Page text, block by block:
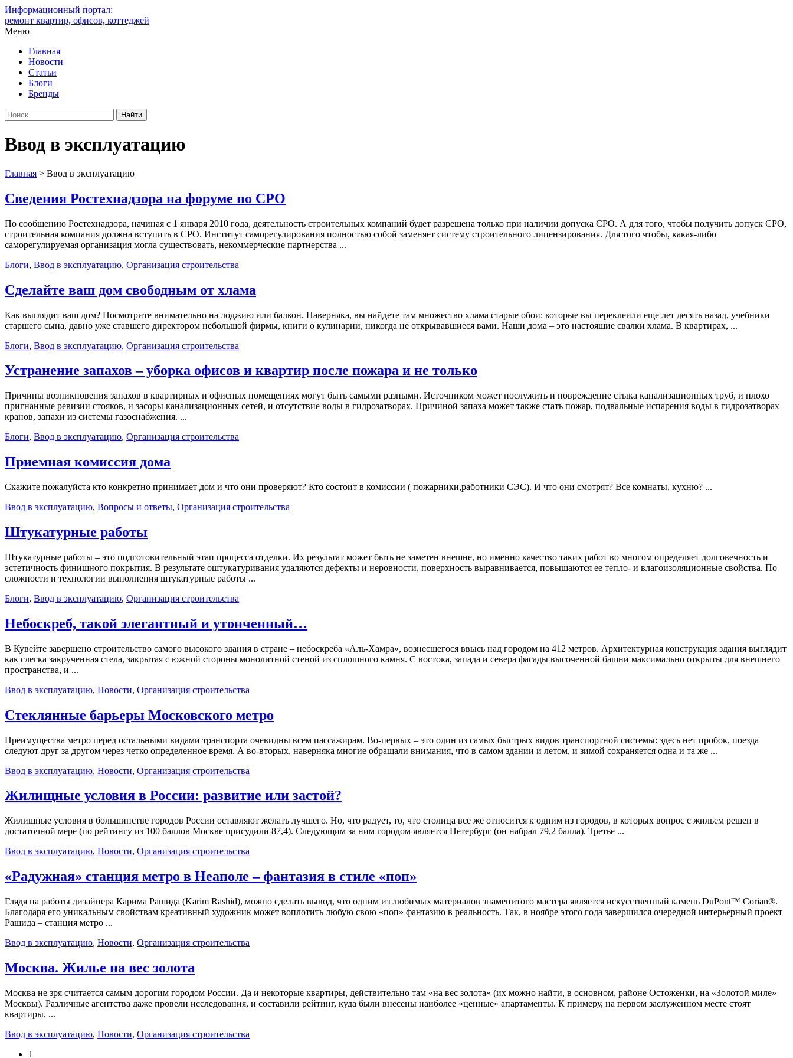
Информационный портал:
ремонт квартир, офисов, коттеджей
Меню
Главная
Новости
Статьи
Блоги
Бренды
Ввод в эксплуатацию
Главная > Ввод в эксплуатацию
Сведения Ростехнадзора на форуме по СРО
По сообщению Ростехнадзора, начиная с 1 января 2010 года, деятельность строительных компаний будет разрешена только при наличии допуска СРО. А для того, чтобы получить допуск СРО,
строительная компания должна вступить в СРО. Институт саморегулирования полностью собой заменяет систему строительного лицензирования. Для того чтобы, какая-либо
саморегулируемая организация могла существовать, некоммерческие партнерства ...
Блоги, Ввод в эксплуатацию, Организация строительства
Сделайте ваш дом свободным от хлама
Как выглядит ваш дом? Посмотрите внимательно на лоджию или балкон. Наверняка, вы найдете там множество хлама старые обои: которые вы переклеили еще лет десять назад, учебники
старшего сына, давно уже ставшего директором небольшой фирмы, книги о кулинарии, никогда не открывавшиеся вами. Наши дома – это настоящие свалки хлама. В квартирах, ...
Блоги, Ввод в эксплуатацию, Организация строительства
Устранение запахов – уборка офисов и квартир после пожара и не только
Причины возникновения запахов в квартирных и офисных помещениях могут быть самыми разными. Источником может послужить и повреждение стыка канализационных труб, и плохо
пригнанные ревизии стояков, и засоры канализационных сетей, и отсутствие воды в гидрозатворах. Причиной запаха может также стать пожар, подвальные испарения воды в гидрозатворах
кранов, запахи из системы газоснабжения. ...
Блоги, Ввод в эксплуатацию, Организация строительства
Приемная комиссия дома
Скажите пожалуйста кто конкретно принимает дом и что они проверяют? Кто состоит в комиссии ( пожарники,работники СЭС). И что они смотрят? Все комнаты, кухню? ...
Ввод в эксплуатацию, Вопросы и ответы, Организация строительства
Штукатурные работы
Штукатурные работы – это подготовительный этап процесса отделки. Их результат может быть не заметен внешне, но именно качество таких работ во многом определяет долговечность и
эстетичность финишного покрытия. В результате оштукатуривания удаляются дефекты и неровности, поверхность выравнивается, повышаются ее тепло- и влагоизоляционные свойства. По
сложности и технологии выполнения штукатурные работы ...
Блоги, Ввод в эксплуатацию, Организация строительства
Небоскреб, такой элегантный и утонченный…
В Кувейте завершено строительство самого высокого здания в стране – небоскреба «Аль-Хамра», вознесшегося ввысь над городом на 412 метров. Архитектурная конструкция здания выглядит
как слегка закрученная стела, закрытая с южной стороны монолитной стеной из сплошного камня. С востока, запада и севера фасады высоченной башни максимально открыты для внешнего
пространства, и ...
Ввод в эксплуатацию, Новости, Организация строительства
Стеклянные барьеры Московского метро
Преимущества метро перед остальными видами транспорта очевидны всем пассажирам. Во-первых – это один из самых быстрых видов транспортной системы: здесь нет пробок, поезда
следуют друг за другом через четко определенное время. А во-вторых, наверняка многие обращали внимания, что в самом здании и летом, и зимой сохраняется одна и та же ...
Ввод в эксплуатацию, Новости, Организация строительства
Жилищные условия в России: развитие или застой?
Жилищные условия в большинстве городов России оставляют желать лучшего. Но, что радует, то, что столица все же относится к одним из городов, в которых вопрос с жильем решен в
достаточной мере (по рейтингу из 100 баллов Москве присудили 87,4). Следующим за ним городом является Петербург (он набрал 79,2 балла). Третье ...
Ввод в эксплуатацию, Новости, Организация строительства
«Радужная» станция метро в Неаполе – фантазия в стиле «поп»
Глядя на работы дизайнера Карима Рашида (Karim Rashid), можно сделать вывод, что одним из любимых материалов знаменитого мастера является искусственный камень DuPont™ Corian®.
Благодаря его уникальным свойствам креативный художник может воплотить любую свою «поп» фантазию в реальность. Так, в ноябре этого года завершился очередной интерьерный проект
Рашида – станция метро ...
Ввод в эксплуатацию, Новости, Организация строительства
Москва. Жилье на вес золота
Москва не зря считается самым дорогим городом России. Да и некоторые квартиры, действительно там «на вес золота» (их можно найти, в основном, районе Остоженки, на «Золотой миле»
Москвы). Различные агентства даже провели исследования, и составили рейтинг, куда были внесены наиболее «ценные» апартаменты. К примеру, на первом заслуженном месте стоят
квартиры, ...
Ввод в эксплуатацию, Новости, Организация строительства
1